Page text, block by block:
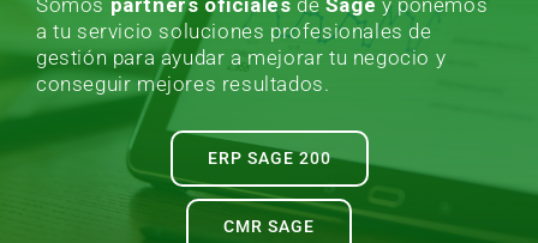
a tu servicio soluciones profesionales de
gestión para ayudar a mejorar tu negocio y
conseguir mejores resultados.
ERP SAGE 200
CMR SAGE